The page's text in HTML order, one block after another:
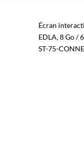
Écran
EDLA, 8 Go /
ST-75-